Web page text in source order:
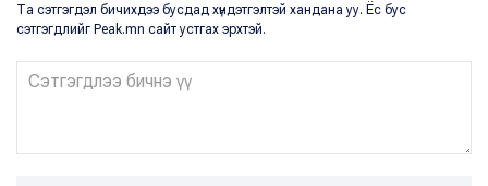
Та сэтгэгдэл бичихдээ бусдад хүндэтгэлтэй хандана уу. Ёс бус
сэтгэгдлийг Peak.mn сайт устгах эрхтэй.